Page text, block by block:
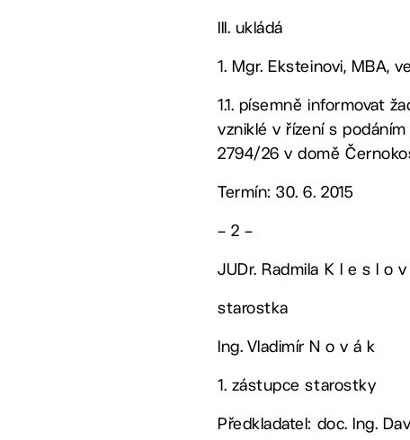
III. ukládá
1. Mgr. Eksteinovi, MBA,
1.1. písemně informovat
vzniklé v řízení s
2794/26 v domě
Termín: 30. 6. 2015
– 2 –
JUDr. Radmila K l e s l o v
starostka
Ing. Vladimír N o v á k
1. zástupce starostky
Předkladatel: doc. Ing.